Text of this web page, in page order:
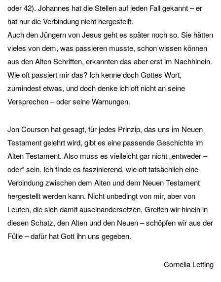
oder 42). Johannes hat die Stellen auf jeden Fall gekannt – er
hat nur die Verbindung nicht hergestellt.
Auch den Jüngern von Jesus geht es später noch so. Sie hätten
vieles von dem, was passieren musste, schon wissen können
aus den Alten Schriften, erkannten das aber erst im Nachhinein.
Wie oft passiert mir das? Ich kenne doch Gottes Wort,
zumindest etwas, und doch denke ich oft nicht an seine
Versprechen – oder seine Warnungen.
Jon Courson hat gesagt, für jedes Prinzip, das uns im Neuen
Testament gelehrt wird, gibt es eine passende Geschichte im
Alten Testament. Also muss es vielleicht gar nicht „entweder –
oder“ sein. Ich finde es faszinierend, wie oft tatsächlich eine
Verbindung zwischen dem Alten und dem Neuen Testament
hergestellt werden kann. Nicht unbedingt von mir, aber von
Leuten, die sich damit auseinandersetzen. Greifen wir hinein in
diesen Schatz, den Alten und den Neuen – schöpfen wir aus der
Fülle – dafür hat Gott ihn uns gegeben.
Cornelia Letting